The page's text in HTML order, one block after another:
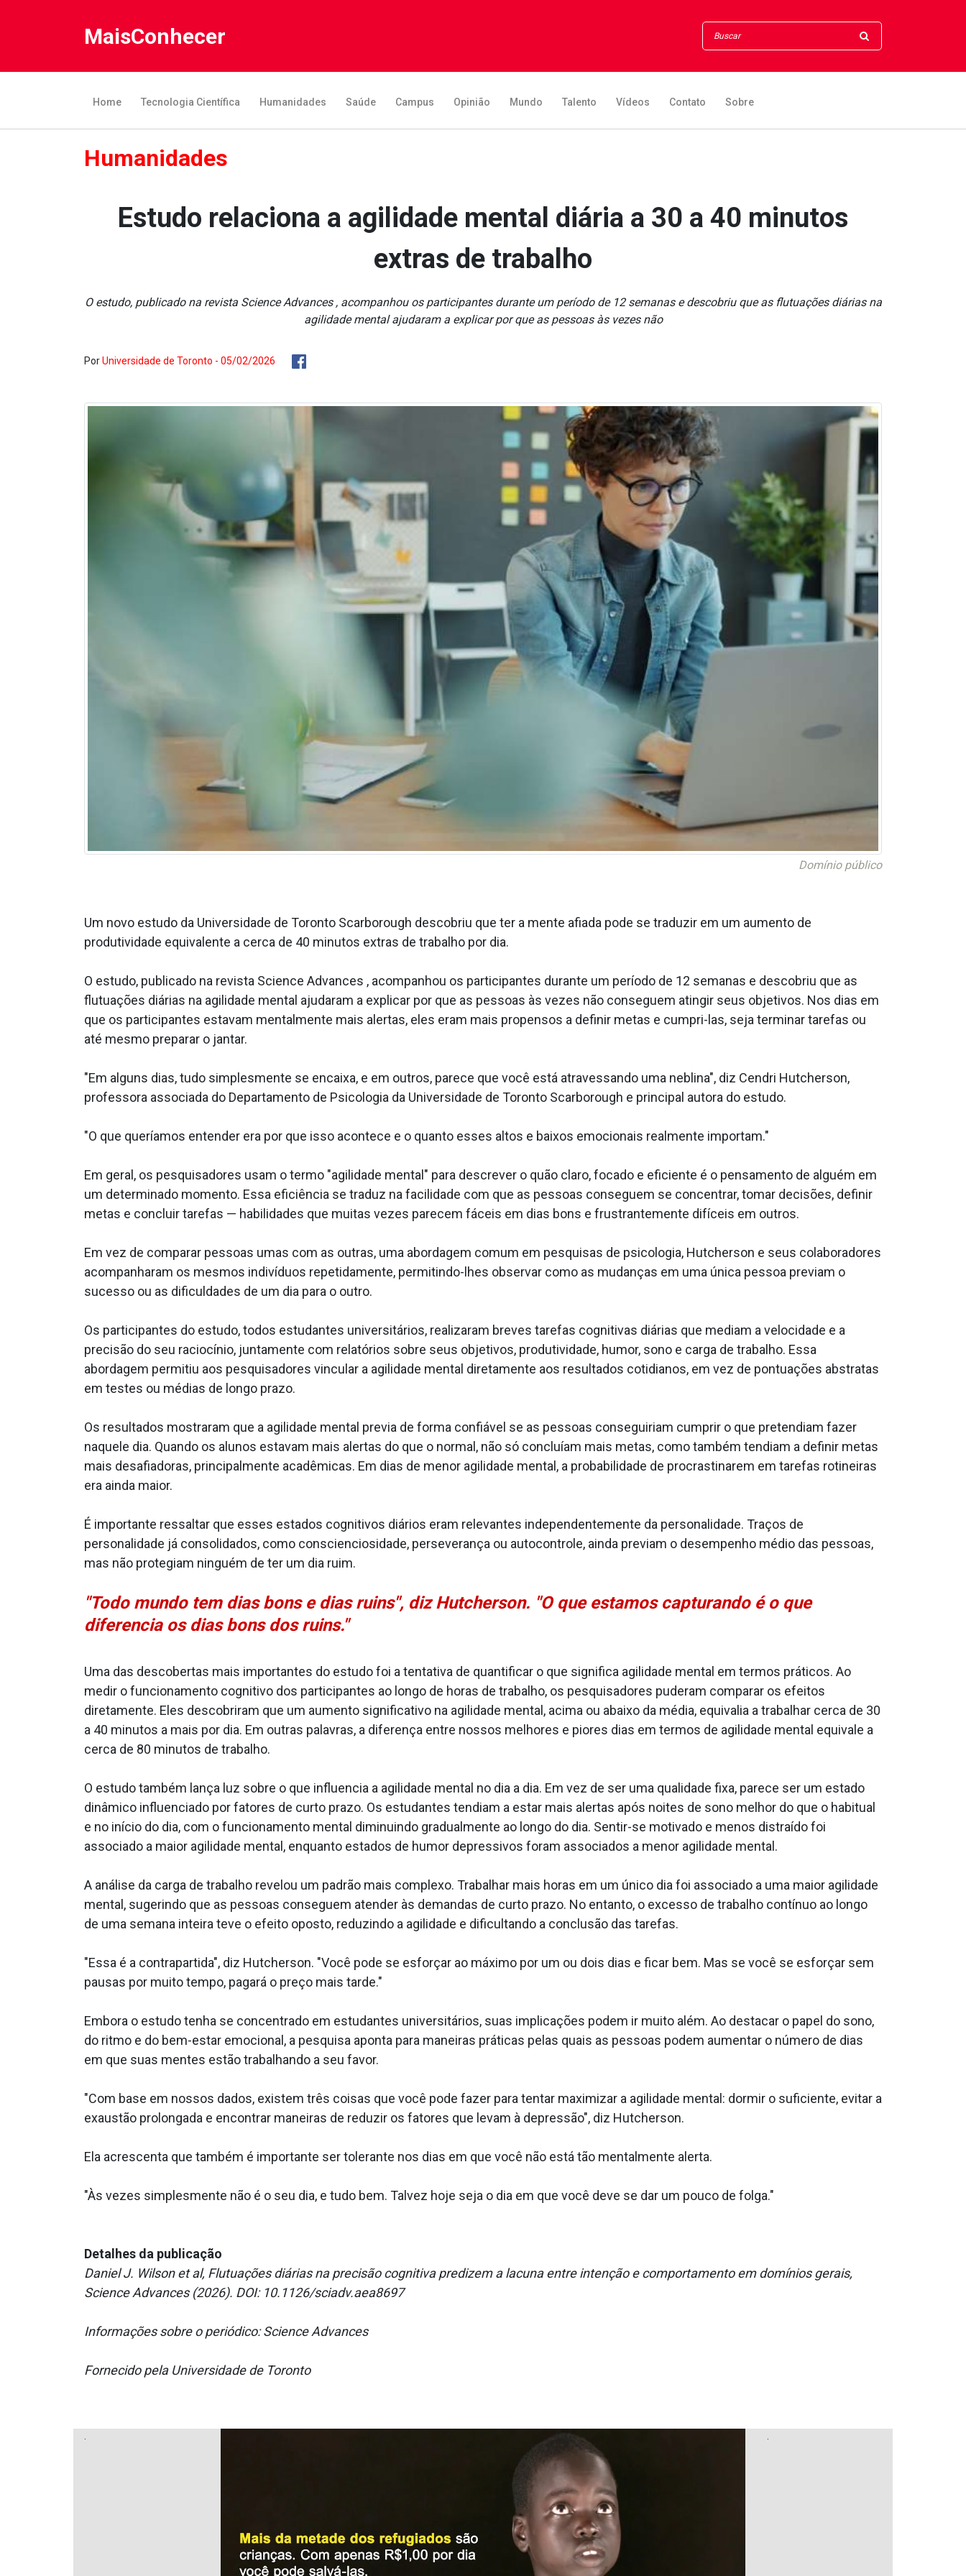
MaisConhecer
Home Tecnologia Científica Humanidades Saúde Campus Opinião Mundo Talento Vídeos Contato Sobre
Humanidades
Estudo relaciona a agilidade mental diária a 30 a 40 minutos
extras de trabalho
O estudo, publicado na revista Science Advances , acompanhou os participantes durante um período de 12 semanas e descobriu que as flutuações diárias na
agilidade mental ajudaram a explicar por que as pessoas às vezes não
PorUniversidade de Toronto - 05/02/2026
Domínio público
Um novo estudo da Universidade de Toronto Scarborough descobriu que ter a mente afiada pode se traduzir em um aumento de
produtividade equivalente a cerca de 40 minutos extras de trabalho por dia.
O estudo, publicado na revista Science Advances , acompanhou os participantes durante um período de 12 semanas e descobriu que as
flutuações diárias na agilidade mental ajudaram a explicar por que as pessoas às vezes não conseguem atingir seus objetivos. Nos dias em
que os participantes estavam mentalmente mais alertas, eles eram mais propensos a definir metas e cumpri-las, seja terminar tarefas ou
até mesmo preparar o jantar.
"Em alguns dias, tudo simplesmente se encaixa, e em outros, parece que você está atravessando uma neblina", diz Cendri Hutcherson,
professora associada do Departamento de Psicologia da Universidade de Toronto Scarborough e principal autora do estudo.
"O que queríamos entender era por que isso acontece e o quanto esses altos e baixos emocionais realmente importam."
Em geral, os pesquisadores usam o termo "agilidade mental" para descrever o quão claro, focado e eficiente é o pensamento de alguém em
um determinado momento. Essa eficiência se traduz na facilidade com que as pessoas conseguem se concentrar, tomar decisões, definir
metas e concluir tarefas — habilidades que muitas vezes parecem fáceis em dias bons e frustrantemente difíceis em outros.
Em vez de comparar pessoas umas com as outras, uma abordagem comum em pesquisas de psicologia, Hutcherson e seus colaboradores
acompanharam os mesmos indivíduos repetidamente, permitindo-lhes observar como as mudanças em uma única pessoa previam o
sucesso ou as dificuldades de um dia para o outro.
Os participantes do estudo, todos estudantes universitários, realizaram breves tarefas cognitivas diárias que mediam a velocidade e a
precisão do seu raciocínio, juntamente com relatórios sobre seus objetivos, produtividade, humor, sono e carga de trabalho. Essa
abordagem permitiu aos pesquisadores vincular a agilidade mental diretamente aos resultados cotidianos, em vez de pontuações abstratas
em testes ou médias de longo prazo.
Os resultados mostraram que a agilidade mental previa de forma confiável se as pessoas conseguiriam cumprir o que pretendiam fazer
naquele dia. Quando os alunos estavam mais alertas do que o normal, não só concluíam mais metas, como também tendiam a definir metas
mais desafiadoras, principalmente acadêmicas. Em dias de menor agilidade mental, a probabilidade de procrastinarem em tarefas rotineiras
era ainda maior.
É importante ressaltar que esses estados cognitivos diários eram relevantes independentemente da personalidade. Traços de
personalidade já consolidados, como conscienciosidade, perseverança ou autocontrole, ainda previam o desempenho médio das pessoas,
mas não protegiam ninguém de ter um dia ruim.
"Todo mundo tem dias bons e dias ruins", diz Hutcherson. "O que estamos capturando é o que
diferencia os dias bons dos ruins."
Uma das descobertas mais importantes do estudo foi a tentativa de quantificar o que significa agilidade mental em termos práticos. Ao
medir o funcionamento cognitivo dos participantes ao longo de horas de trabalho, os pesquisadores puderam comparar os efeitos
diretamente. Eles descobriram que um aumento significativo na agilidade mental, acima ou abaixo da média, equivalia a trabalhar cerca de 30
a 40 minutos a mais por dia. Em outras palavras, a diferença entre nossos melhores e piores dias em termos de agilidade mental equivale a
cerca de 80 minutos de trabalho.
O estudo também lança luz sobre o que influencia a agilidade mental no dia a dia. Em vez de ser uma qualidade fixa, parece ser um estado
dinâmico influenciado por fatores de curto prazo. Os estudantes tendiam a estar mais alertas após noites de sono melhor do que o habitual
e no início do dia, com o funcionamento mental diminuindo gradualmente ao longo do dia. Sentir-se motivado e menos distraído foi
associado a maior agilidade mental, enquanto estados de humor depressivos foram associados a menor agilidade mental.
A análise da carga de trabalho revelou um padrão mais complexo. Trabalhar mais horas em um único dia foi associado a uma maior agilidade
mental, sugerindo que as pessoas conseguem atender às demandas de curto prazo. No entanto, o excesso de trabalho contínuo ao longo
de uma semana inteira teve o efeito oposto, reduzindo a agilidade e dificultando a conclusão das tarefas.
"Essa é a contrapartida", diz Hutcherson. "Você pode se esforçar ao máximo por um ou dois dias e ficar bem. Mas se você se esforçar sem
pausas por muito tempo, pagará o preço mais tarde."
Embora o estudo tenha se concentrado em estudantes universitários, suas implicações podem ir muito além. Ao destacar o papel do sono,
do ritmo e do bem-estar emocional, a pesquisa aponta para maneiras práticas pelas quais as pessoas podem aumentar o número de dias
em que suas mentes estão trabalhando a seu favor.
"Com base em nossos dados, existem três coisas que você pode fazer para tentar maximizar a agilidade mental: dormir o suficiente, evitar a
exaustão prolongada e encontrar maneiras de reduzir os fatores que levam à depressão", diz Hutcherson.
Ela acrescenta que também é importante ser tolerante nos dias em que você não está tão mentalmente alerta.
"Às vezes simplesmente não é o seu dia, e tudo bem. Talvez hoje seja o dia em que você deve se dar um pouco de folga."
Detalhes da publicação
Daniel J. Wilson et al, Flutuações diárias na precisão cognitiva predizem a lacuna entre intenção e comportamento em domínios gerais,
Science Advances (2026). DOI: 10.1126/sciadv.aea8697
Informações sobre o periódico: Science Advances
Fornecido pela Universidade de Toronto